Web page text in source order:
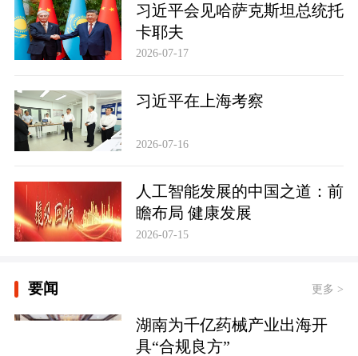
习近平会见哈萨克斯坦总统托
卡耶夫
2026-07-17
习近平在上海考察
2026-07-16
人工智能发展的中国之道：前
瞻布局 健康发展
2026-07-15
要闻 更多 >
湖南为千亿药械产业出海开
具“合规良方”